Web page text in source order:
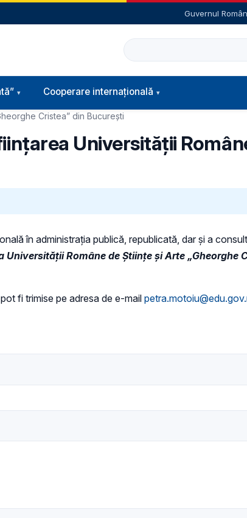
Guvernul
Caută
Cooperare internațională
Cristea” din București
Universității
în administraţia publică, republicată, dar și a
Române de Științe și Arte „Gheorghe
fi trimise pe adresa de e-mail